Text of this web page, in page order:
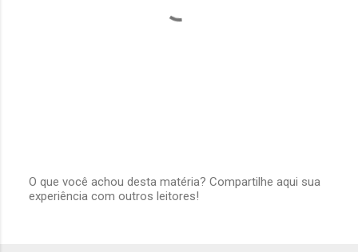
P
O que você achou desta matéria? Compartilhe aqui sua
experiência com outros leitores!